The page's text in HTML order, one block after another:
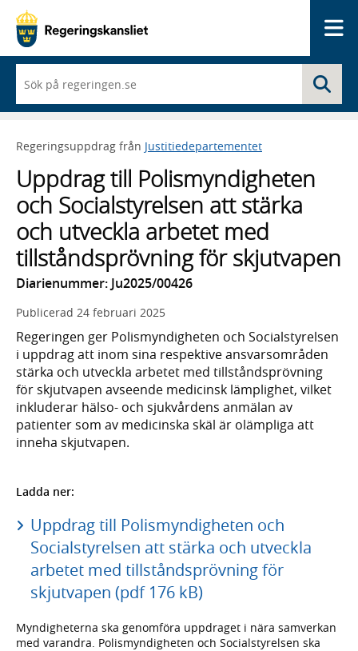
du
börjar
skriva
framträder
lista
med
sökförslag
Regeringsuppdrag från Justitiedepartementet
Uppdrag till Polismyndigheten
och Socialstyrelsen att stärka
och utveckla arbetet med
tillståndsprövning för skjutvapen
Diarienummer: Ju2025/00426
Publicerad 24 februari 2025
Regeringen ger Polismyndigheten och Socialstyrelsen
i uppdrag att inom sina respektive ansvarsområden
stärka och utveckla arbetet med tillståndsprövning
för skjutvapen avseende medicinsk lämplighet, vilket
inkluderar hälso- och sjukvårdens anmälan av
patienter som av medicinska skäl är olämpliga att
inneha skjutvapen.
Ladda ner:
Uppdrag till Polismyndigheten och
Socialstyrelsen att stärka och utveckla
arbetet med tillståndsprövning för
skjutvapen (pdf 176 kB)
Myndigheterna ska genomföra uppdraget i nära samverkan
med varandra. Polismyndigheten och Socialstyrelsen ska